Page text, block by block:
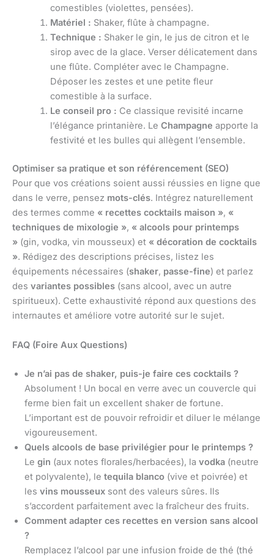
comestibles (violettes, pensées).
Matériel : Shaker, flûte à champagne.
Technique : Shaker le gin, le jus de citron et le
sirop avec de la glace. Verser délicatement dans
une flûte. Compléter avec le Champagne.
Déposer les zestes et une petite fleur
comestible à la surface.
Le conseil pro : Ce classique revisité incarne
l’élégance printanière. Le Champagne apporte la
festivité et les bulles qui allègent l’ensemble.
Optimiser sa pratique et son référencement (SEO)
Pour que vos créations soient aussi réussies en ligne que
dans le verre, pensez mots-clés. Intégrez naturellement
des termes comme « recettes cocktails maison », «
techniques de mixologie », « alcools pour printemps
» (gin, vodka, vin mousseux) et « décoration de cocktails
». Rédigez des descriptions précises, listez les
équipements nécessaires (shaker, passe-fine) et parlez
des variantes possibles (sans alcool, avec un autre
spiritueux). Cette exhaustivité répond aux questions des
internautes et améliore votre autorité sur le sujet.
FAQ (Foire Aux Questions)
Je n’ai pas de shaker, puis-je faire ces cocktails ?
Absolument ! Un bocal en verre avec un couvercle qui
ferme bien fait un excellent shaker de fortune.
L’important est de pouvoir refroidir et diluer le mélange
vigoureusement.
Quels alcools de base privilégier pour le printemps ?
Le gin (aux notes florales/herbacées), la vodka (neutre
et polyvalente), le tequila blanco (vive et poivrée) et
les vins mousseux sont des valeurs sûres. Ils
s’accordent parfaitement avec la fraîcheur des fruits.
Comment adapter ces recettes en version sans alcool
?
Remplacez l’alcool par une infusion froide de thé (thé